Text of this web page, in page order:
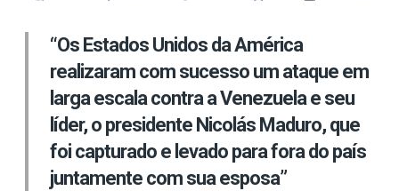
“Os Estados Unidos da América
realizaram com sucesso um ataque em
larga escala contra a Venezuela e seu
líder, o presidente Nicolás Maduro, que
foi capturado e levado para fora do país
juntamente com sua esposa”